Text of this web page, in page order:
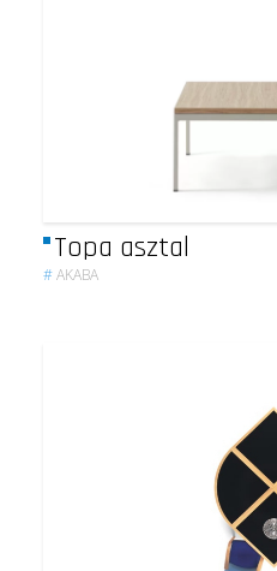
Topa asztal
#AKABA